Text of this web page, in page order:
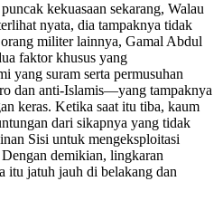
kekuasaan sekarang, Walau
nyata, dia tampaknya tidak
militer lainnya, Gamal Abdul
faktor khusus yang
yang suram serta permusuhan
dan anti-Islamis—yang tampaknya
keras. Ketika saat itu tiba, kaum
dari sikapnya yang tidak
Sisi untuk mengeksploitasi
demikian, lingkaran
itu jatuh jauh di belakang dan